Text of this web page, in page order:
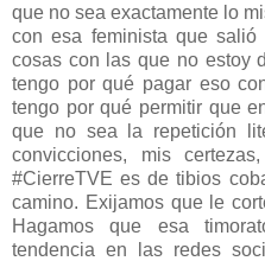
que no sea exactamente lo
con esa feminista que salió
cosas con las que no estoy
tengo por qué pagar eso
tengo por qué permitir que
que no sea la repetición
convicciones, mis
#CierreTVE es de tibios
camino. Exijamos que le
Hagamos que esa
tendencia en las redes